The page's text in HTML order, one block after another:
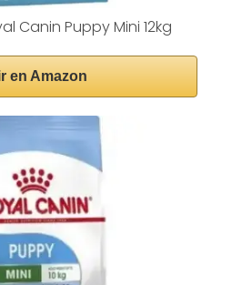
Canin Puppy Mini 12kg
en Amazon